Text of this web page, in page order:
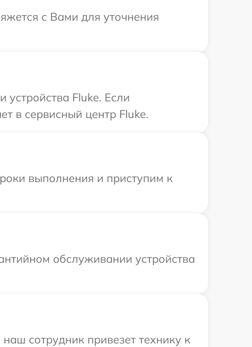
с Вами для уточнения
Fluke. Если
в сервисный центр Fluke.
выполнения и приступим к
обслуживании устройства
сотрудник привезет технику к